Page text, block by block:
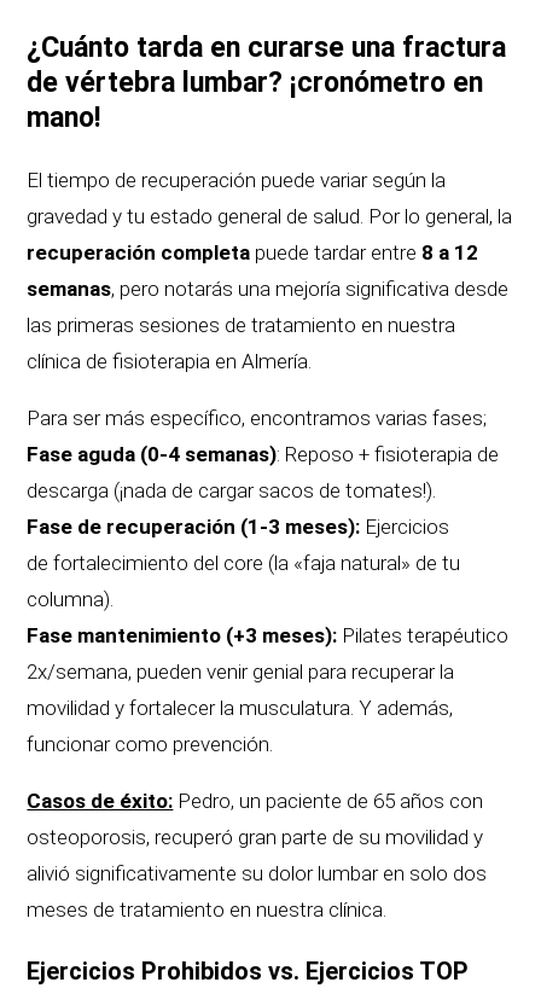
¿Cuánto tarda en curarse una fractura
de vértebra lumbar? ¡cronómetro en
mano!
El tiempo de recuperación puede variar según la
gravedad y tu estado general de salud. Por lo general, la
recuperación completa puede tardar entre 8 a 12
semanas, pero notarás una mejoría significativa desde
las primeras sesiones de tratamiento en nuestra
clínica de fisioterapia en Almería.
Para ser más específico, encontramos varias fases;
Fase aguda (0-4 semanas): Reposo + fisioterapia de
descarga (¡nada de cargar sacos de tomates!).
Fase de recuperación (1-3 meses): Ejercicios
de fortalecimiento del core (la «faja natural» de tu
columna).
Fase mantenimiento (+3 meses): Pilates terapéutico
2x/semana, pueden venir genial para recuperar la
movilidad y fortalecer la musculatura. Y además,
funcionar como prevención.
Casos de éxito: Pedro, un paciente de 65 años con
osteoporosis, recuperó gran parte de su movilidad y
alivió significativamente su dolor lumbar en solo dos
meses de tratamiento en nuestra clínica.
Ejercicios Prohibidos vs. Ejercicios TOP